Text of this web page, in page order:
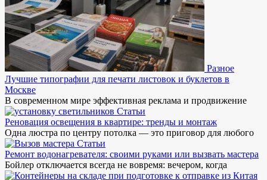
Разное
Лучшие типографии для печати листовок и буклетов в
Москве
В современном мире эффективная реклама и продвижение
Статьи
Реновация освещения в квартире: тренды и монтаж
Одна люстра по центру потолка — это приговор для любого
Статьи
Ремонт водонагревателя: своими руками или вызвать мастера
Бойлер отключается всегда не вовремя: вечером, когда